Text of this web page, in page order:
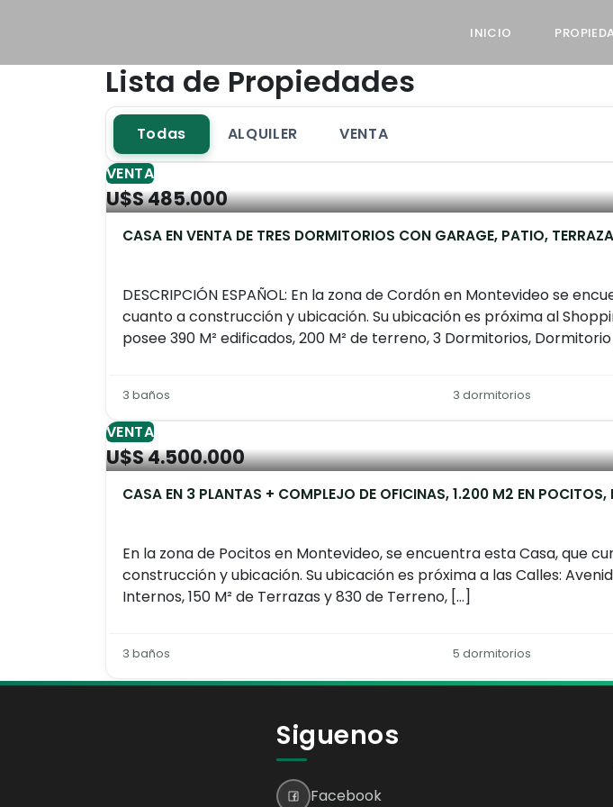
INICIO
Lista de Propiedades
Todas ALQUILER VENTA
VENTA
U$S 485.000
CASA EN VENTA DE TRES DORMITORIOS CON GARAGE, PATIO,
DESCRIPCIÓN ESPAÑOL: En la zona de Cordón en Montevideo se
cuanto a construcción y ubicación. Su ubicación es próxima al
posee 390 M² edificados, 200 M² de terreno, 3 Dormitorios,
3 baños 3 dormitorios
VENTA
U$S 4.500.000
CASA EN 3 PLANTAS + COMPLEJO DE OFICINAS, 1.200 M2 EN POCITOS,
En la zona de Pocitos en Montevideo, se encuentra esta Casa, que
construcción y ubicación. Su ubicación es próxima a las Calles:
Internos, 150 M² de Terrazas y 830 de Terreno, […]
3 baños 5 dormitorios
Siguenos
Facebook